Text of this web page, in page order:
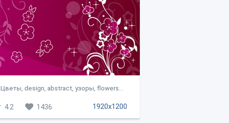
Цветы, design, abstract, узоры, flowers...
1920x1200
4.2 1436